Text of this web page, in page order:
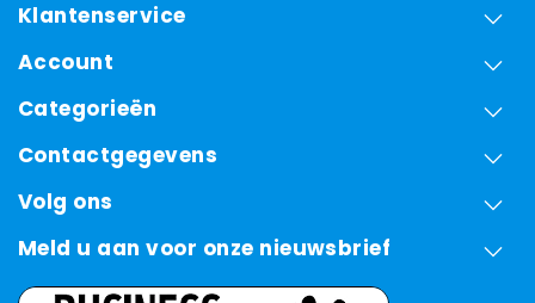
Klantenservice
Account
Categorieën
Contactgegevens
Volg ons
Meld u aan voor onze nieuwsbrief